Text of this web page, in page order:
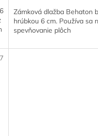
Zámková dlažba Behaton
hrúbkou 6 cm. Používa sa
spevňovanie plôch